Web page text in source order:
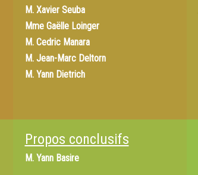
M. Xavier Seuba
Mme Gaëlle Loinger
M. Cedric Manara
M. Jean-Marc Deltorn
M. Yann Dietrich
Propos conclusifs
M. Yann Basire